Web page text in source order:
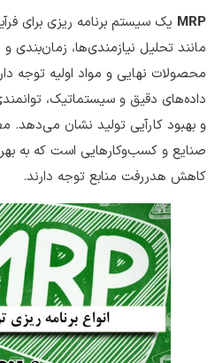
MRP یک سیستم برنامه ‌ریزی برای
مانند تحلیل نیازمندی‌ها،
محصولات نهایی و مواد اولیه توجه
داده‌های دقیق و سیستماتیک،
و بهبود کارآیی تولید نشان می‌دهد.
صنایع و کسب‌وکارهایی است که به
کاهش هدررفت منابع توجه دارند.